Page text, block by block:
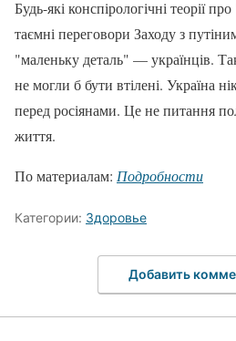
Будь-які конспірологічні теорії
таємні переговори Заходу з
"маленьку деталь" — українців.
не могли б бути втілені. Україна
перед росіянами. Це не питання
життя.
По материалам: Подробности
Категории: Здоровье
Добавить